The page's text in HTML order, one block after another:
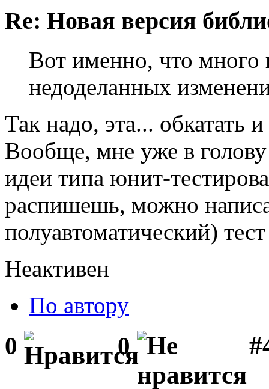
Re: Новая версия
Вот именно, что много
недоделанных
Так надо, эта... обкатать
Вообще, мне уже в голову
идеи типа юнит-
распишешь, можно
полуавтоматический)
Неактивен
По автору
0 0